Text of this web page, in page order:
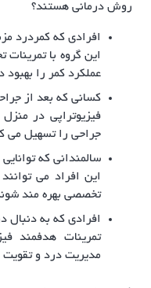
روش درمانی هستند؟
افرادی که کمردرد
این گروه با
عملکرد کمر را بهبود
کسانی که بعد از
فیزیوتراپی در
جراحی را تسهیل می
سالمندانی که
این افراد می
تخصصی بهره مند
افرادی که به دنبال
تمرینات هدفمند
مدیریت درد و تقویت